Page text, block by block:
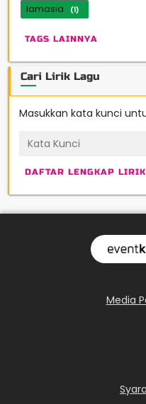
lamasia (1)
TAGS LAINNYA
Cari Lirik Lagu
Masukkan kata kunci
DAFTAR LENGKAP
Media